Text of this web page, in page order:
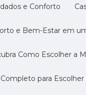
e Conforto
e Bem-Estar em
Como Escolher
Completo para